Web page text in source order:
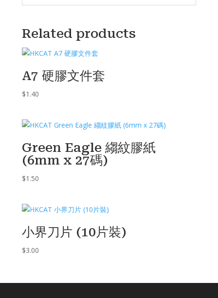
Related products
A7 硬膠文件套
$1.40
Green Eagle 縐紋膠紙
(6mm x 27碼)
$1.50
小界刀片 (10片裝)
$3.00